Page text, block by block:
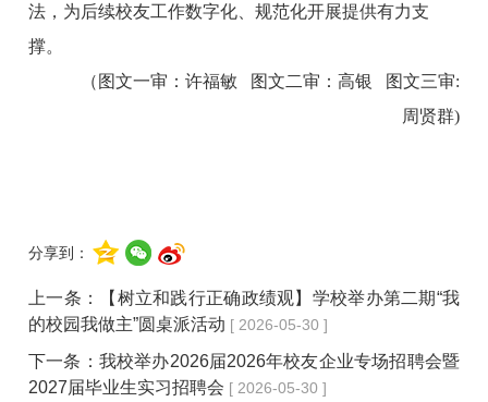
法，为后续校友工作数字化、规范化开展提供有力支
撑。
（图文一审：许福敏 图文二审：高银 图文三审:
周贤群)
分享到：
上一条：
【树立和践行正确政绩观】学校举办第二期“我
的校园我做主”圆桌派活动 [ 2026-05-30 ]
下一条： 我校举办2026届2026年校友企业专场招聘会暨
2027届毕业生实习招聘会 [ 2026-05-30 ]